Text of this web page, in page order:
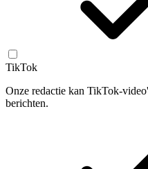
TikTok
Onze redactie kan TikTok-
berichten.